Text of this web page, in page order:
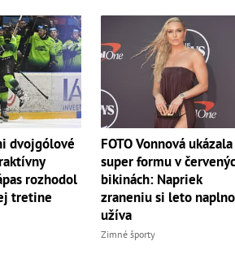
dvojgólové
rozhodol
tretine
FOTO Vonnová ukázala
super formu v
bikinách: Napriek
zraneniu si leto naplno
užíva
Zimné športy